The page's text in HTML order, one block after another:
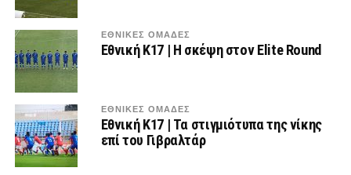
ΕΘΝΙΚΕΣ ΟΜΑΔΕΣ
Εθνική Κ17 | Η σκέψη στον Elite Round
ΕΘΝΙΚΕΣ ΟΜΑΔΕΣ
Εθνική Κ17 | Τα στιγμιότυπα της νίκης
επί του Γιβραλτάρ